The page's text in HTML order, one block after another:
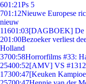
601:21Ps 5
701:12Nieuwe Europese
nieuw
11601:03[DAGBOEK] De
201:00Bezoeker verliest
Holland
3700:58Horrorfilms #33:
25400:52[AMV] VS #1312
17300:47[Keuken